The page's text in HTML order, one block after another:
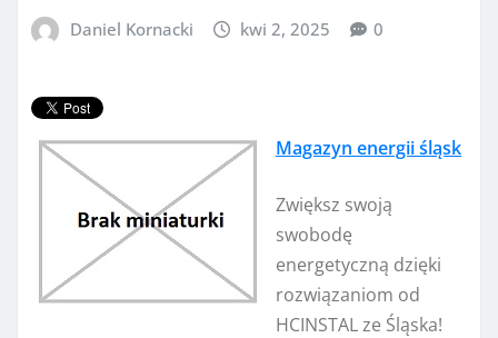
Daniel Kornacki kwi 2, 2025 0
Magazyn energii śląsk
Zwiększ swoją
swobodę
energetyczną dzięki
rozwiązaniom od
HCINSTAL ze Śląska!